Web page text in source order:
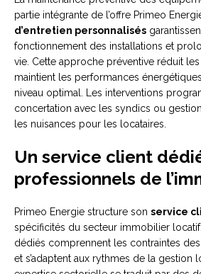
partie intégrante de l’offre Primeo
d’entretien personnalisés
fonctionnement des installations et
vie. Cette approche préventive réduit
maintient les performances
niveau optimal. Les interventions
concertation avec les syndics ou
les nuisances pour les locataires.
Un service client
professionnels de
Primeo Energie structure son service
spécificités du secteur immobilier
dédiés comprennent les contraintes
et s’adaptent aux rythmes de la gestion